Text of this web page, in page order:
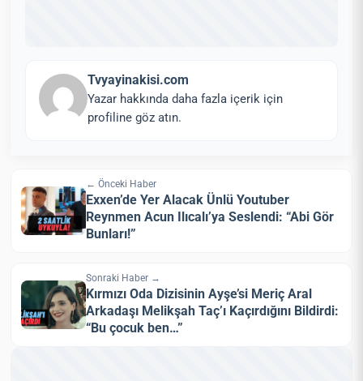
Tvyayinakisi.com
Yazar hakkında daha fazla içerik için
profiline göz atın.
← Önceki Haber
Exxen’de Yer Alacak Ünlü Youtuber
Reynmen Acun Ilıcalı’ya Seslendi: “Abi Gör
Bunları!”
Sonraki Haber →
Kırmızı Oda Dizisinin Ayşe’si Meriç Aral
Arkadaşı Melikşah Taç’ı Kaçırdığını Bildirdi:
“Bu çocuk ben…”